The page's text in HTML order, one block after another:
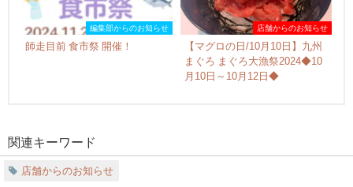
編集部からのお知らせ
師走目前 食市祭 開催！
店舗からのお知らせ
【マグロの日/10月10日】九州
まぐろ まぐろ大漁祭2024◆10
月10日～10月12日◆
関連キーワード
店舗からのお知らせ